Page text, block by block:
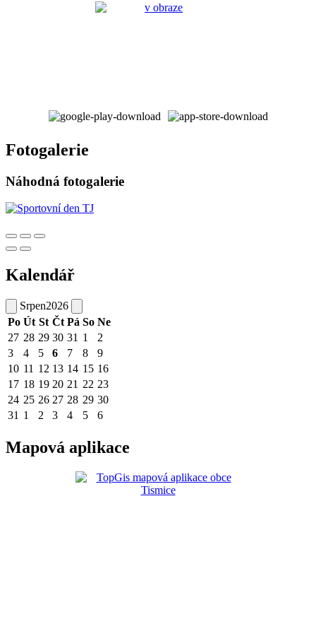
Fotogalerie
Náhodná fotogalerie
Kalendář
Srpen2026
Po Út St Čt Pá So Ne
27 28 29 30 31 1
2
3
4 5 6 7 8
9
10 11 12 13 14 15 16
17 18 19 20 21 22 23
24 25 26 27 28 29 30
31 1 2 3 4 5 6
Mapová aplikace